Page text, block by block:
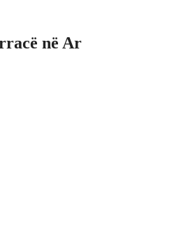
në Ar